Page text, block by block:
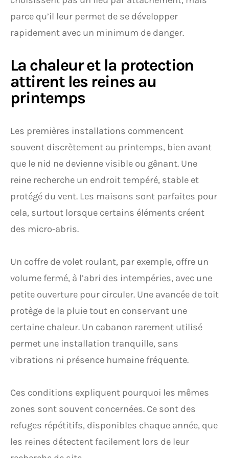
parce qu’il leur permet de se développer
rapidement avec un minimum de danger.
La chaleur et la protection
attirent les reines au
printemps
Les premières installations commencent
souvent discrètement au printemps, bien avant
que le nid ne devienne visible ou gênant. Une
reine recherche un endroit tempéré, stable et
protégé du vent. Les maisons sont parfaites pour
cela, surtout lorsque certains éléments créent
des micro-abris.
Un coffre de volet roulant, par exemple, offre un
volume fermé, à l’abri des intempéries, avec une
petite ouverture pour circuler. Une avancée de toit
protège de la pluie tout en conservant une
certaine chaleur. Un cabanon rarement utilisé
permet une installation tranquille, sans
vibrations ni présence humaine fréquente.
Ces conditions expliquent pourquoi les mêmes
zones sont souvent concernées. Ce sont des
refuges répétitifs, disponibles chaque année, que
les reines détectent facilement lors de leur